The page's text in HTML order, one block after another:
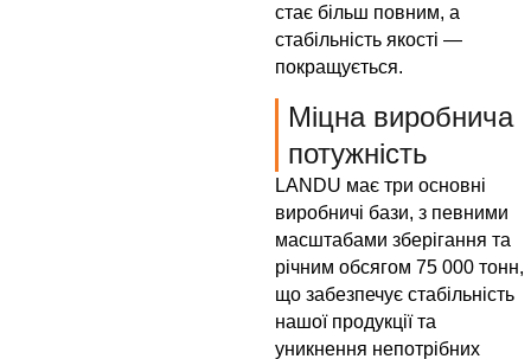
стає більш повним, а
стабільність якості —
покращується.
Міцна виробнича
потужність
LANDU має три основні
виробничі бази, з певними
масштабами зберігання та
річним обсягом 75 000 тонн,
що забезпечує стабільність
нашої продукції та
уникнення непотрібних